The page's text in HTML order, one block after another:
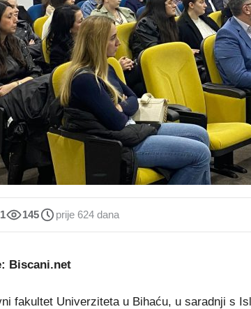
t
145 prije 624 dana
Biscani.net
fakultet Univerziteta u Bihaću, u saradnji s